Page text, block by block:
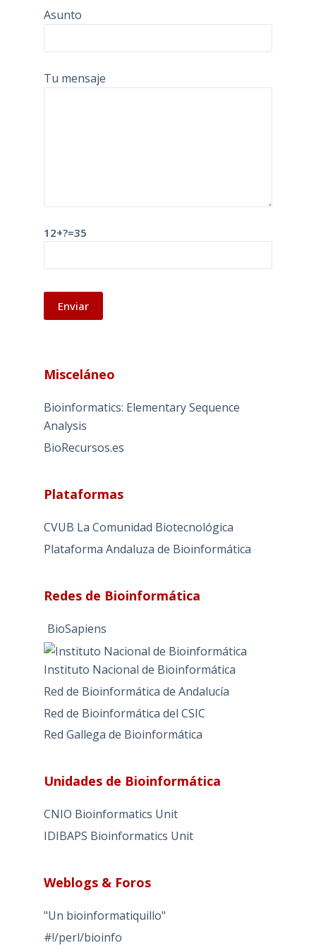
Asunto
Tu mensaje
12+?=35
t
r
n
a
v
:
Misceláneo
Bioinformatics: Elementary Sequence
Analysis
BioRecursos.es
Plataformas
CVUB La Comunidad Biotecnológica
Plataforma Andaluza de Bioinformática
Redes de Bioinformática
BioSapiens
Instituto Nacional de Bioinformática
Red de Bioinformática de Andalucía
Red de Bioinformática del CSIC
Red Gallega de Bioinformática
Unidades de Bioinformática
CNIO Bioinformatics Unit
IDIBAPS Bioinformatics Unit
Weblogs & Foros
"Un bioinformatiquillo"
#!/perl/bioinfo